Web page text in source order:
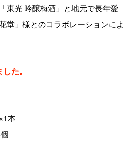
東光 吟醸梅酒」と地元で長年愛
堂」様とのコラボレーションによ
た。
本
個